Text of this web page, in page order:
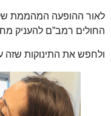
לאור ההופעה המהממת
החולים רמב”ם להעניק
ולחפש את התינוקות שזה